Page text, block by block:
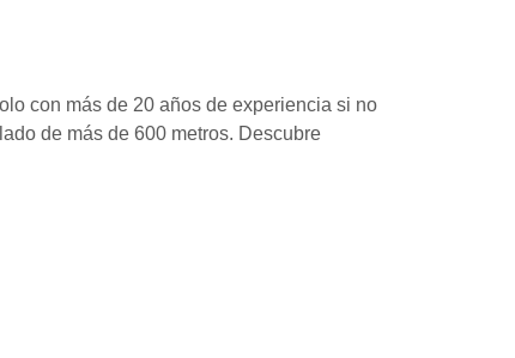
con más de 20 años de experiencia si no
de más de 600 metros. Descubre